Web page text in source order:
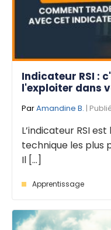
Indicateur RSI :
l'exploiter dans
ParAmandine B. |
L’indicateur RSI
technique les plus
Il [...]
Apprentissage